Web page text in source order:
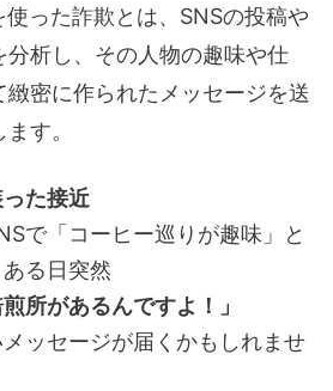
った詐欺とは、SNSの投稿や
分析し、その人物の趣味や仕
密に作られたメッセージを送
す。
た接近
で「コーヒー巡りが趣味」と
る日突然
所があるんですよ！」
ッセージが届くかもしれませ